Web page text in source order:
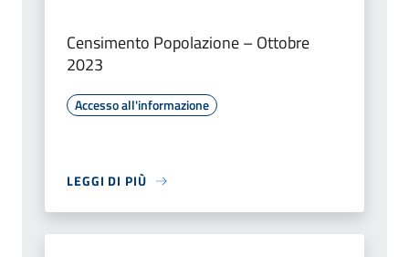
Censimento Popolazione – Ottobre
2023
Accesso all'informazione
LEGGI DI PIÙ